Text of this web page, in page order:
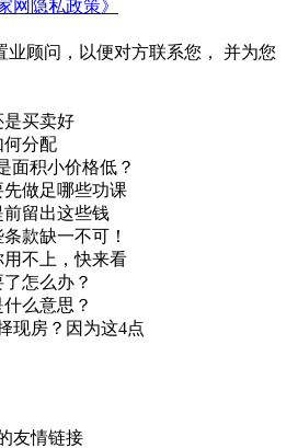
网隐私政策》
业顾问，以便对方联系您， 并为您
是买卖好
何分配
面积小价格低？
做足哪些功课
留出这些钱
款缺一不可！
不上，快来看
怎么办？
么意思？
现房？因为这4点
友情链接